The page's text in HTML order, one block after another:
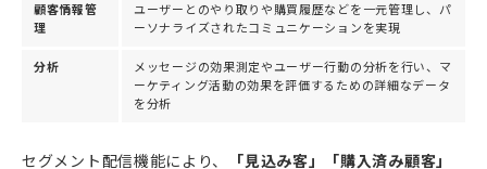
顧客情報管
理
ユーザーとのやり取りや購買履歴などを一元管理し、パ
ーソナライズされたコミュニケーションを実現
分析
メッセージの効果測定やユーザー行動の分析を行い、マ
ーケティング活動の効果を評価するための詳細なデータ
を分析
セグメント配信機能により、
「見込み客」「購入済み顧客」